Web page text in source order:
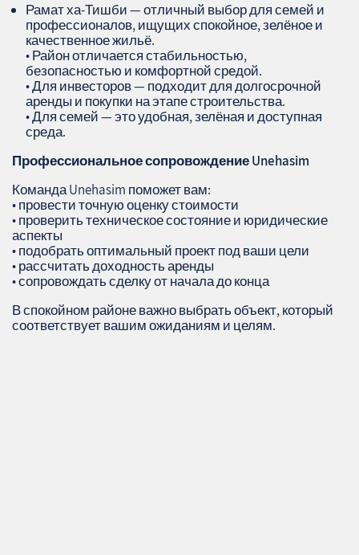
Рамат ха‑Тишби — отличный выбор для семей и
профессионалов, ищущих спокойное, зелёное и
качественное жильё.
• Район отличается стабильностью,
безопасностью и комфортной средой.
• Для инвесторов — подходит для долгосрочной
аренды и покупки на этапе строительства.
• Для семей — это удобная, зелёная и доступная
среда.
Профессиональное сопровождениеUnehasim
Команда Unehasim поможет вам:
• провести точную оценку стоимости
• проверить техническое состояние и юридические
аспекты
• подобрать оптимальный проект под ваши цели
• рассчитать доходность аренды
• сопровождать сделку от начала до конца
В спокойном районе важно выбрать объект, который
соответствует вашим ожиданиям и целям.